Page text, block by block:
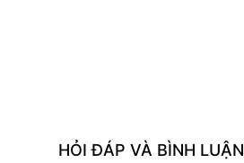
HỎI ĐÁP VÀ BÌNH LUẬN